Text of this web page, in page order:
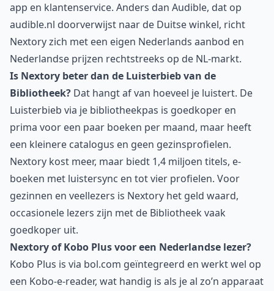
app en klantenservice. Anders dan Audible, dat op
audible.nl doorverwijst naar de Duitse winkel, richt
Nextory zich met een eigen Nederlands aanbod en
Nederlandse prijzen rechtstreeks op de NL-markt.
Is Nextory beter dan de Luisterbieb van de
Bibliotheek? Dat hangt af van hoeveel je luistert. De
Luisterbieb via je bibliotheekpas is goedkoper en
prima voor een paar boeken per maand, maar heeft
een kleinere catalogus en geen gezinsprofielen.
Nextory kost meer, maar biedt 1,4 miljoen titels, e-
boeken met luistersync en tot vier profielen. Voor
gezinnen en veellezers is Nextory het geld waard,
occasionele lezers zijn met de Bibliotheek vaak
goedkoper uit.
Nextory of Kobo Plus voor een Nederlandse lezer?
Kobo Plus is via bol.com geïntegreerd en werkt wel op
een Kobo-e-reader, wat handig is als je al zo’n apparaat